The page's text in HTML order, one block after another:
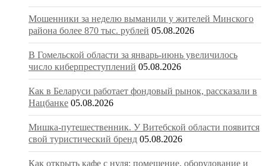
Мошенники за неделю выманили у жителей Минского
района более 870 тыс. рублей 05.08.2026
В Гомельской области за январь-июнь увеличилось
число киберпреступлений 05.08.2026
Как в Беларуси работает фондовый рынок, рассказали в
Нацбанке 05.08.2026
Мишка-путешественник. У Витебской области появится
свой туристический бренд 05.08.2026
Как открыть кафе с нуля: помещение, оборудование и